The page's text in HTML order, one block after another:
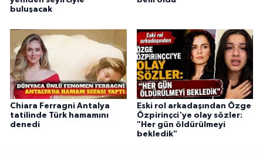
buluşacak
Chiara Ferragni Antalya
tatilinde Türk hamamını
denedi
Eski rol arkadaşından Özge
Özpirinçci'ye olay sözler:
"Her gün öldürülmeyi
bekledik"